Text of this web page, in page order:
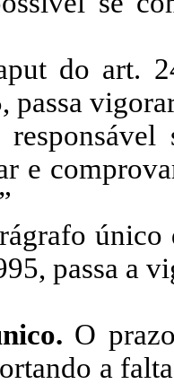
do art.
passa
e
passa a
O
a